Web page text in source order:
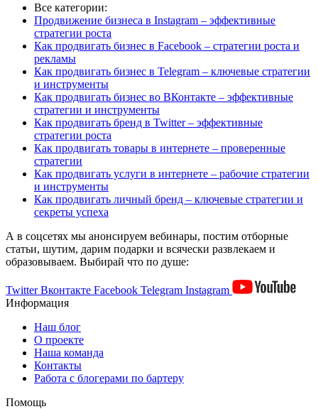
Все категории:
Продвижение бизнеса в Instagram – эффективные
стратегии роста
Как продвигать бизнес в Facebook – стратегии роста и
рекламы
Как продвигать бизнес в Telegram – ключевые стратегии
и инструменты
Как продвигать бизнес во ВКонтакте – эффективные
стратегии и инструменты
Как продвигать бренд в Twitter – эффективные
стратегии роста
Как продвигать товары в интернете – проверенные
стратегии
Как продвигать услуги в интернете – рабочие стратегии
и инструменты
Как продвигать личный бренд – ключевые стратегии и
секреты успеха
А в соцсетях мы анонсируем вебинары, постим отборные
статьи, шутим, дарим подарки и всячески развлекаем и
образовываем. Выбирай что по душе:
TwitterВконтакте Facebook Telegram Instagram
Информация
Наш блог
О проекте
Наша команда
Контакты
Работа с блогерами по бартеру
Помощь